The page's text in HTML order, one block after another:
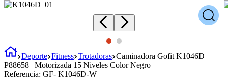
Deporte Fitness Trotadoras Caminadora Gofit K1046D
P88658 | Motorizada 15 Niveles Color Negro
Referencia: GF- K1046D-W